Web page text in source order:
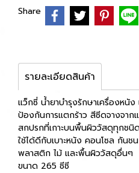
Share
รายละเอียดสินค้า
แว็กซี่ น้ำยาบำรุงรักษาเครื่องหนัง
ป้องกันการแตกร้าว สีซีดจางจา
สกปรกที่เกาะบนพื้นผิววัสดุทุกชนิ
ใช้ได้ดีกับเบาะหนัง คอนโซล กันช
พลาสติก ไม้ และพื้นผิววัสดุอื่นๆ
ขนาด 265 ซีซี